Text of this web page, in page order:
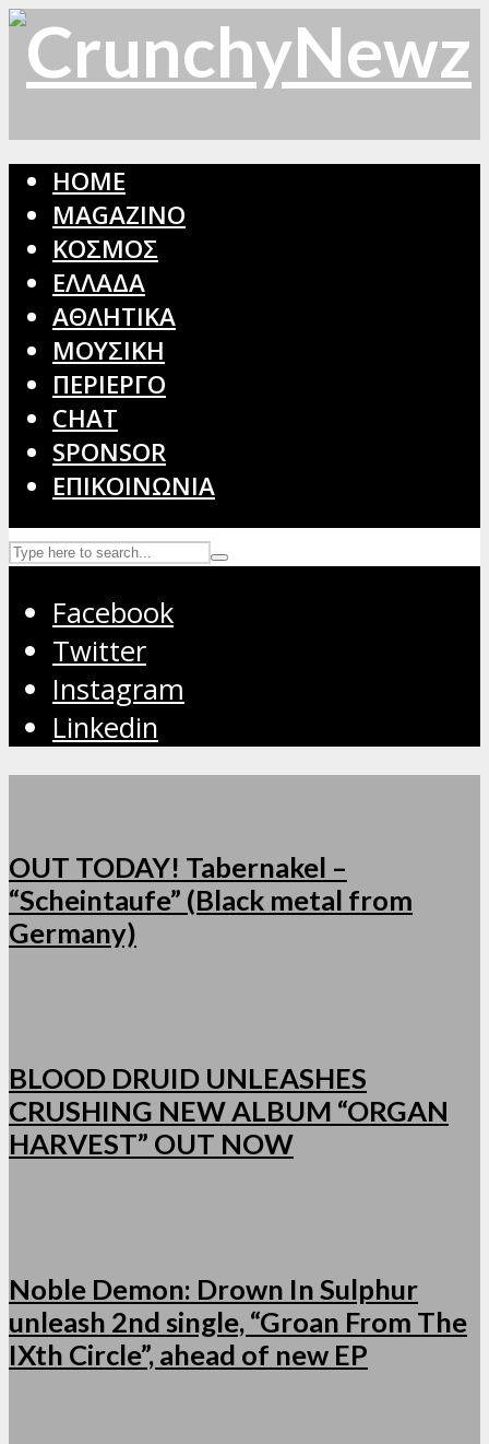
HOME
MAGAZINO
ΚΟΣΜΟΣ
ΕΛΛΑΔΑ
ΑΘΛΗΤΙΚΑ
ΜΟΥΣΙΚΗ
ΠΕΡΙΕΡΓΟ
CHAT
SPONSOR
ΕΠΙΚΟΙΝΩΝΙΑ
Facebook
Twitter
Instagram
Linkedin
OUT TODAY! Tabernakel –
“Scheintaufe” (Black metal from
Germany)
BLOOD DRUID UNLEASHES
CRUSHING NEW ALBUM “ORGAN
HARVEST” OUT NOW
Noble Demon: Drown In Sulphur
unleash 2nd single, “Groan From The
IXth Circle”, ahead of new EP